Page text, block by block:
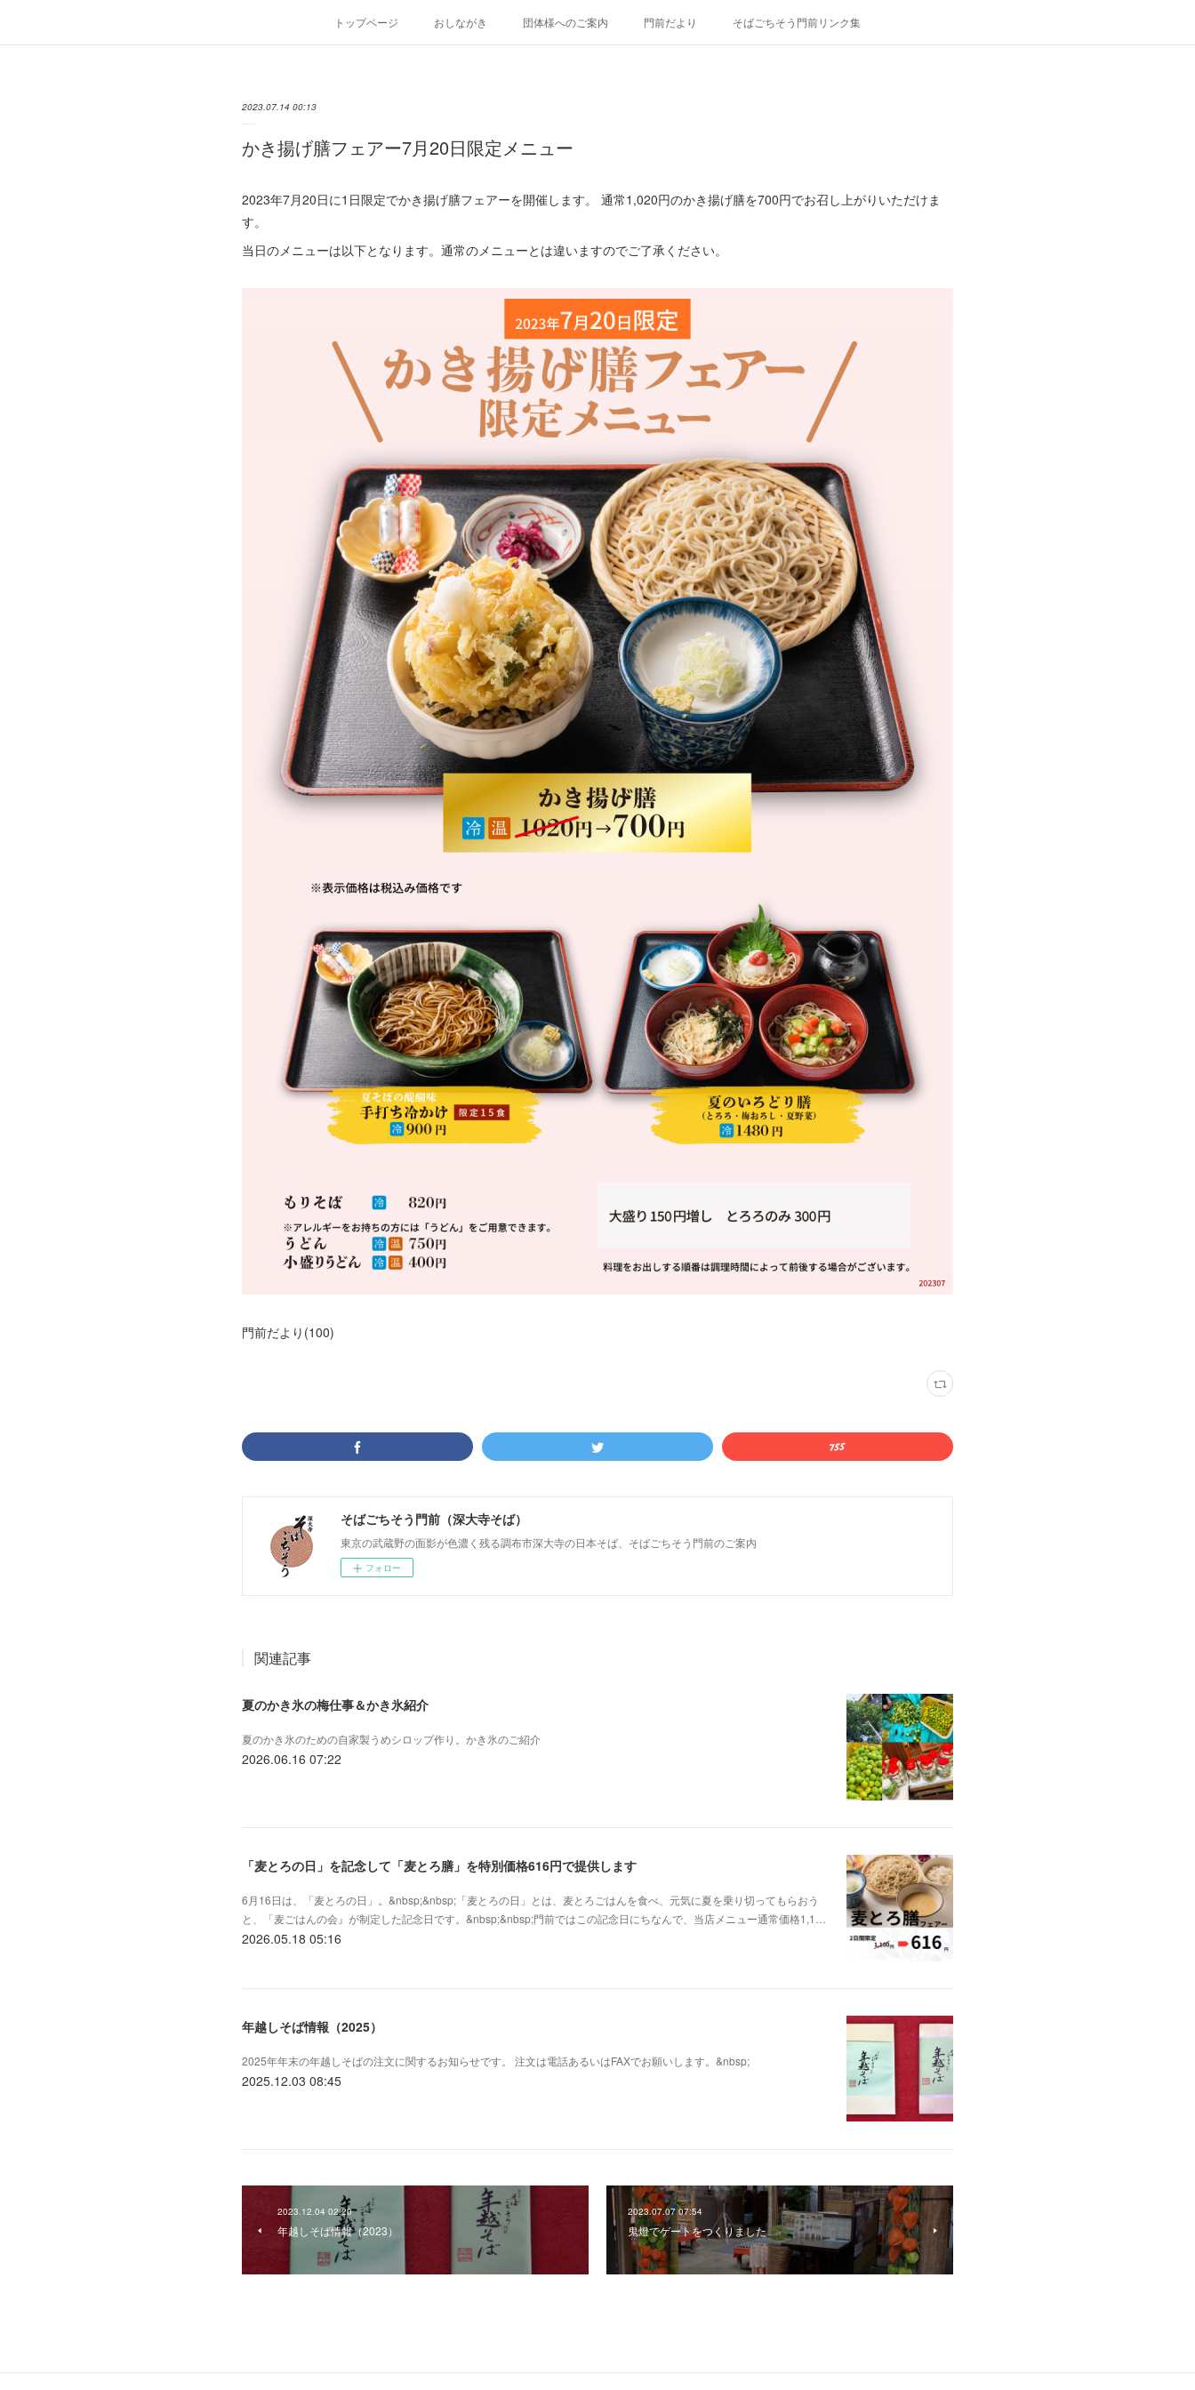
トップページ おしながき 団体様へのご案内 門前だより そばごちそう門前リンク集
2023.07.14 00:13
かき揚げ膳フェアー7月20日限定メニュー
2023年7月20日に1日限定でかき揚げ膳フェアーを開催します。 通常1,020円のかき揚げ膳を700円でお召し上がりいただけま
す。
当日のメニューは以下となります。通常のメニューとは違いますのでご了承ください。
門前だより (100)
そばごちそう門前（深大寺そば）
東京の武蔵野の面影が色濃く残る調布市深大寺の日本そば、そばごちそう門前のご案内
フォロー
関連記事
夏のかき氷の梅仕事＆かき氷紹介
夏のかき氷のための自家製うめシロップ作り。かき氷のご紹介
2026.06.16 07:22
「麦とろの日」を記念して「麦とろ膳」を特別価格616円で提供します
6月16日は、「麦とろの日」。&nbsp;&nbsp;「麦とろの日」とは、麦とろごはんを食べ、元気に夏を乗り切ってもらおう
と、「麦ごはんの会』が制定した記念日です。&nbsp;&nbsp;門前ではこの記念日にちなんで、当店メニュー通常価格1,1…
2026.05.18 05:16
年越しそば情報（2025）
2025年年末の年越しそばの注文に関するお知らせです。 注文は電話あるいはFAXでお願いします。&nbsp;
2025.12.03 08:45
2023.12.04 02:20
年越しそば情報（2023）
2023.07.07 07:54
鬼燈でゲートをつくりました